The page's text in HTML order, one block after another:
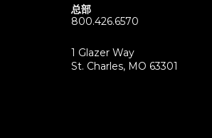
总部
800.426.6570
1 Glazer Way
St. Charles, MO 63301